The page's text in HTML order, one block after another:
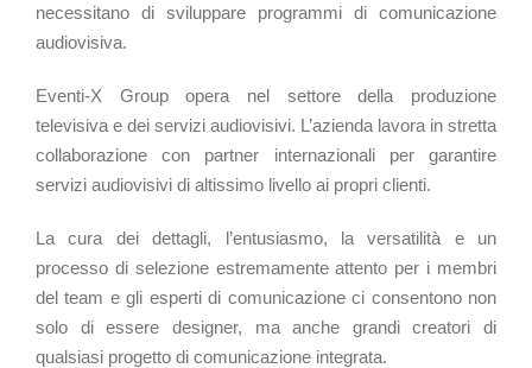
necessitano di sviluppare programmi di comunicazione
audiovisiva.
Eventi-X Group opera nel settore della produzione
televisiva e dei servizi audiovisivi. L’azienda lavora in stretta
collaborazione con partner internazionali per garantire
servizi audiovisivi di altissimo livello ai propri clienti.
La cura dei dettagli, l’entusiasmo, la versatilità e un
processo di selezione estremamente attento per i membri
del team e gli esperti di comunicazione ci consentono non
solo di essere designer, ma anche grandi creatori di
qualsiasi progetto di comunicazione integrata.